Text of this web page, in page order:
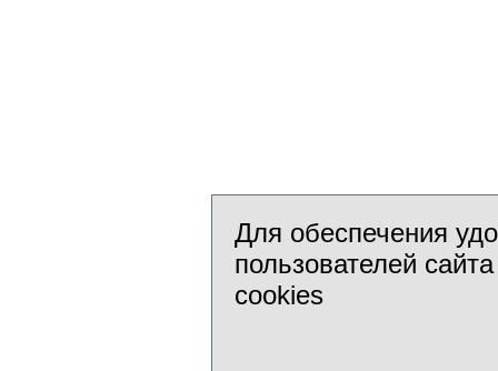
Для обеспечения
пользователей
cookies